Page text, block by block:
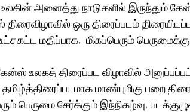
அனைத்து நாடுகளில் இருந்தும்
ஒரு திரைப்படம்
மதிப்பாக,  மிகப்பெரும்
உலகத் திரைப்பட விழாவில்
தமிழ்த்திரைப்படமாக மாண்புமிகு பறை
பெருமை சேர்க்கும் இந்நிகழ்வு,